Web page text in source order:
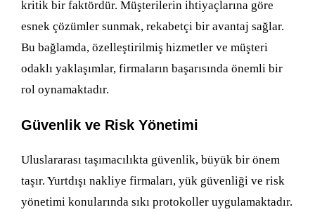
kritik bir faktördür. Müşterilerin ihtiyaçlarına göre
esnek çözümler sunmak, rekabetçi bir avantaj sağlar.
Bu bağlamda, özelleştirilmiş hizmetler ve müşteri
odaklı yaklaşımlar, firmaların başarısında önemli bir
rol oynamaktadır.
Güvenlik ve Risk Yönetimi
Uluslararası taşımacılıkta güvenlik, büyük bir önem
taşır. Yurtdışı nakliye firmaları, yük güvenliği ve risk
yönetimi konularında sıkı protokoller uygulamaktadır.